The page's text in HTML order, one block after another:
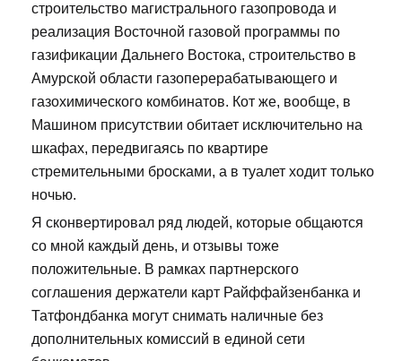
строительство магистрального газопровода и
реализация Восточной газовой программы по
газификации Дальнего Востока, строительство в
Амурской области газоперерабатывающего и
газохимического комбинатов. Кот же, вообще, в
Машином присутствии обитает исключительно на
шкафах, передвигаясь по квартире
стремительными бросками, а в туалет ходит только
ночью.
Я сконвертировал ряд людей, которые общаются
со мной каждый день, и отзывы тоже
положительные. В рамках партнерского
соглашения держатели карт Райффайзенбанка и
Татфондбанка могут снимать наличные без
дополнительных комиссий в единой сети